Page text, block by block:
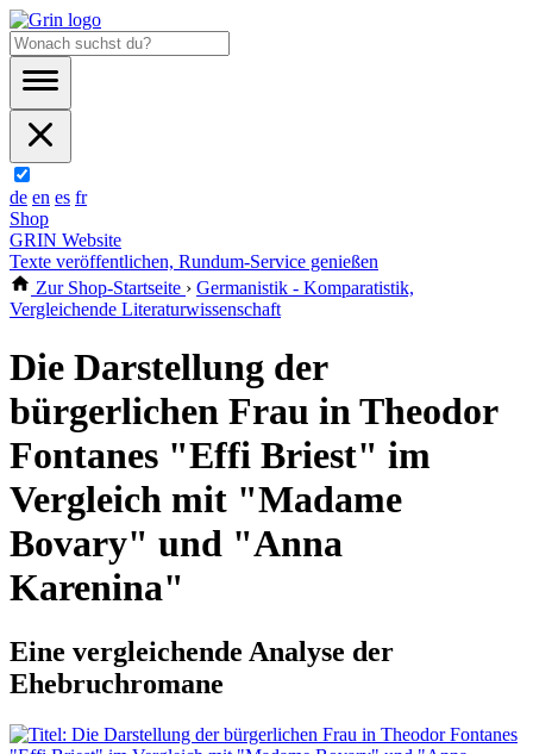
de en es fr
Shop
GRIN Website
Texte veröffentlichen, Rundum-Service genießen
Zur Shop-Startseite › Germanistik - Komparatistik,
Vergleichende Literaturwissenschaft
Die Darstellung der
bürgerlichen Frau in Theodor
Fontanes "Effi Briest" im
Vergleich mit "Madame
Bovary" und "Anna
Karenina"
Eine vergleichende Analyse der
Ehebruchromane